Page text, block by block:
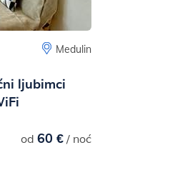
Medulin
ljubimci
od 60 €/ noć